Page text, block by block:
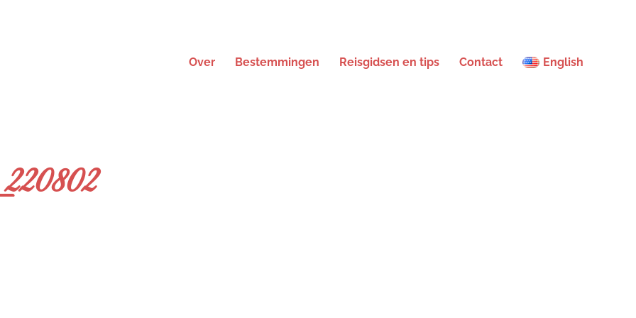
Over Bestemmingen Reisgidsen en tips Contact English